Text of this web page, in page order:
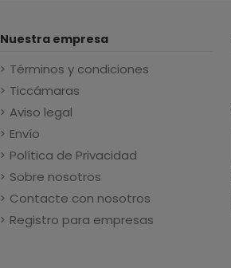
Nuestra empresa
Términos y condiciones
Ticcámaras
Aviso legal
Envío
Política de Privacidad
Sobre nosotros
Contacte con nosotros
Registro para empresas